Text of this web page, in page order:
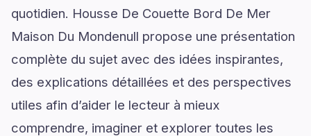
quotidien. Housse De Couette Bord De Mer
Maison Du Mondenull propose une présentation
complète du sujet avec des idées inspirantes,
des explications détaillées et des perspectives
utiles afin d’aider le lecteur à mieux
comprendre, imaginer et explorer toutes les